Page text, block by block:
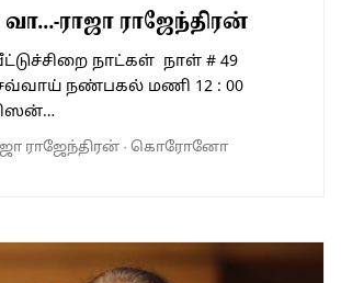
வா…-ராஜா ராஜேந்திரன்
நாட்கள் நாள் # 49
நண்பகல் மணி 12 : 00
ராஜேந்திரன் · கொரோனோ